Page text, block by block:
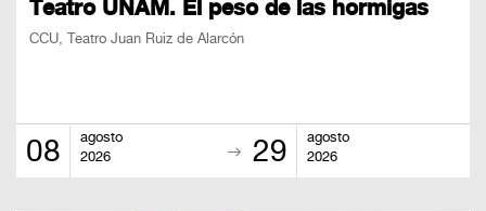
Teatro UNAM. El peso de las hormigas
CCU, Teatro Juan Ruiz de Alarcón
08
agosto
2026
29
agosto
2026